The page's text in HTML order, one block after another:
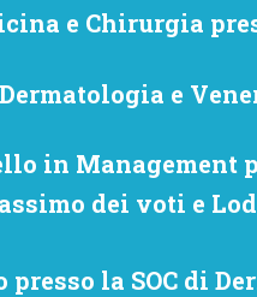
e Chirurgia
e
in Management
dei voti e
la SOC di